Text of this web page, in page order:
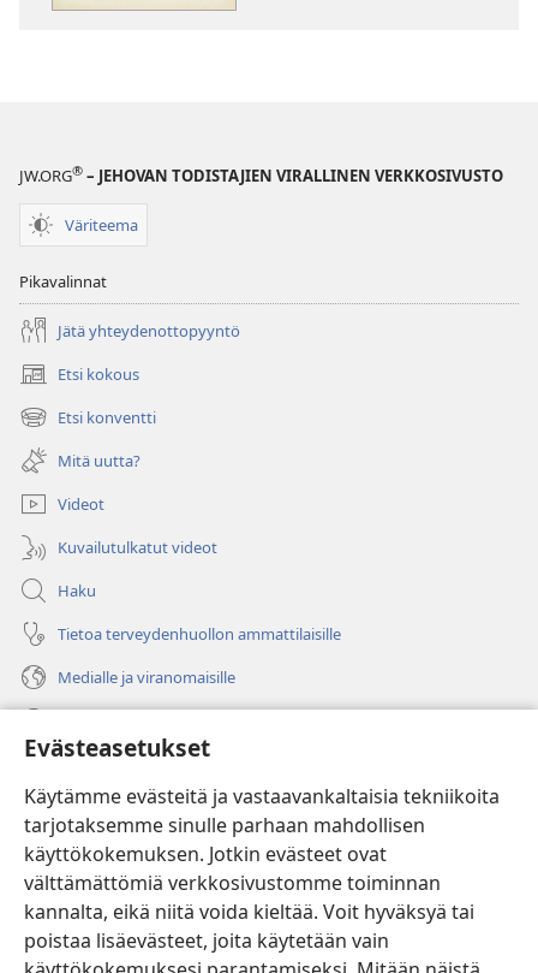
Evästeasetukset
Käytämme evästeitä ja vastaavankaltaisia tekniikoita
tarjotaksemme sinulle parhaan mahdollisen
käyttökokemuksen. Jotkin evästeet ovat
välttämättömiä verkkosivustomme toiminnan
kannalta, eikä niitä voida kieltää. Voit hyväksyä tai
poistaa lisäevästeet, joita käytetään vain
JW.ORG® – JEHOVAN TODISTAJIEN VIRALLINEN VERKKOSIVUSTO
Väriteema
Pikavalinnat
Jätä yhteydenottopyyntö
Etsi kokous
(avaa
uuden
ikkunan)
Etsi konventti
(avaa
uuden
ikkunan)
Mitä uutta?
Videot
Kuvailutulkatut videot
Haku
Tietoa terveydenhuollon ammattilaisille
Medialle ja viranomaisille
(avaa
uuden
ikkunan)Vartiotornin VERKKOKIRJASTO
(avaa
uuden
ikkunan)JW Hub ®
(avaa
uuden
ikkunan)
®